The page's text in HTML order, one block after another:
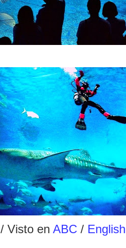
/ Visto en ABC /